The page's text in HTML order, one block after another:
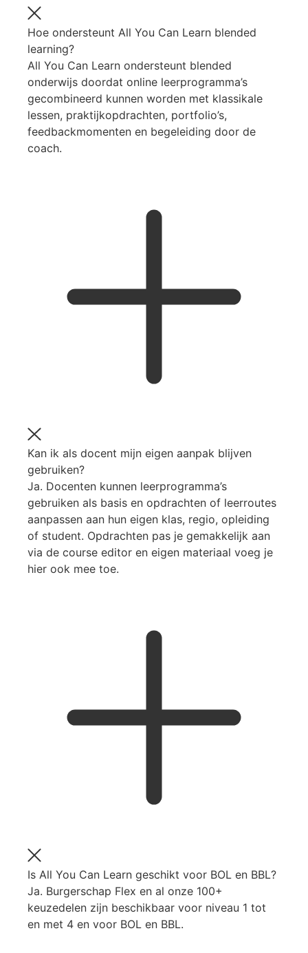
Hoe ondersteunt All You Can Learn blended
learning?
All You Can Learn ondersteunt blended
onderwijs doordat online leerprogramma’s
gecombineerd kunnen worden met klassikale
lessen, praktijkopdrachten, portfolio’s,
feedbackmomenten en begeleiding door de
coach.
Kan ik als docent mijn eigen aanpak blijven
gebruiken?
Ja. Docenten kunnen leerprogramma’s
gebruiken als basis en opdrachten of leerroutes
aanpassen aan hun eigen klas, regio, opleiding
of student. Opdrachten pas je gemakkelijk aan
via de course editor en eigen materiaal voeg je
hier ook mee toe.
Is All You Can Learn geschikt voor BOL en BBL?
Ja. Burgerschap Flex en al onze 100+
keuzedelen zijn beschikbaar voor niveau 1 tot
en met 4 en voor BOL en BBL.